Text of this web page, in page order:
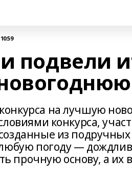
подвели
на лучшую
конкурса,
из
любую погоду —
прочную основу, а их